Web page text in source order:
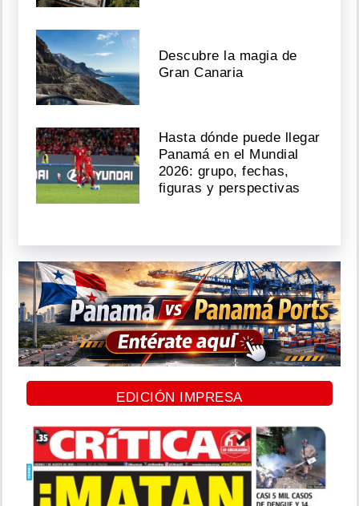
Descubre la magia de
Gran Canaria
Hasta dónde puede llegar
Panamá en el Mundial
2026: grupo, fechas,
figuras y perspectivas
EDICIÓN IMPRESA